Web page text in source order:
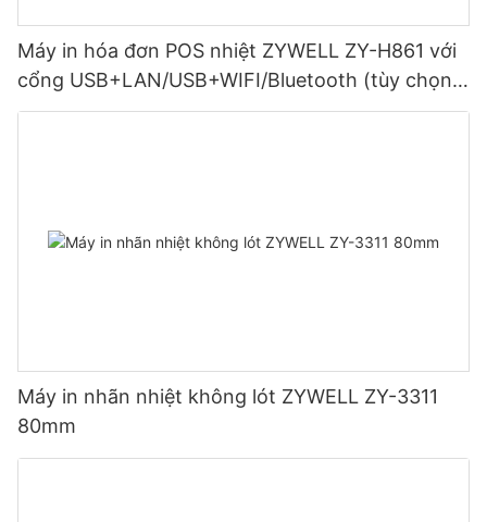
Máy in hóa đơn POS nhiệt ZYWELL ZY-H861 với
cổng USB+LAN/USB+WIFI/Bluetooth (tùy chọn)
Màu đen
Máy in nhãn nhiệt không lót ZYWELL ZY-3311
80mm